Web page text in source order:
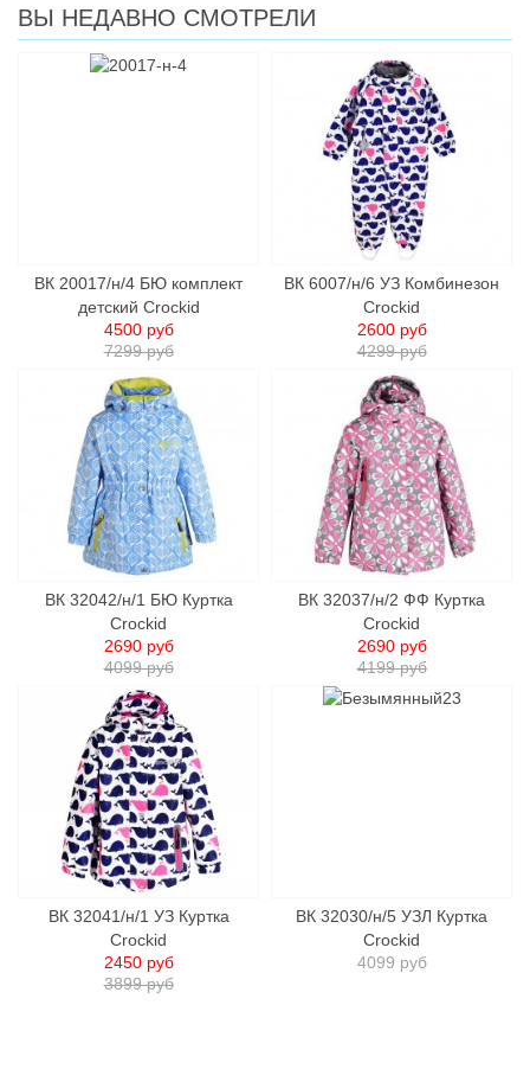
ВЫ НЕДАВНО СМОТРЕЛИ
ВК 20017/н/4 БЮ комплект
детский Crockid
7299 руб
4500 руб
ВК 6007/н/6 УЗ Комбинезон
Crockid
4299 руб
2600 руб
ВК 32042/н/1 БЮ Куртка
Crockid
4099 руб
2690 руб
ВК 32037/н/2 ФФ Куртка
Crockid
4199 руб
2690 руб
ВК 32041/н/1 УЗ Куртка
Crockid
3899 руб
2450 руб
ВК 32030/н/5 УЗЛ Куртка
Crockid
4099 руб